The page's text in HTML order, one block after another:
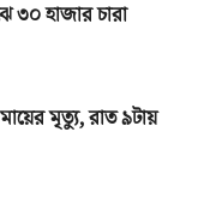
৩০ হাজার চারা
মৃত্যু, রাত ৯টায়